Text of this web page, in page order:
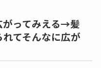
がってみえる→髪
てそんなに広が